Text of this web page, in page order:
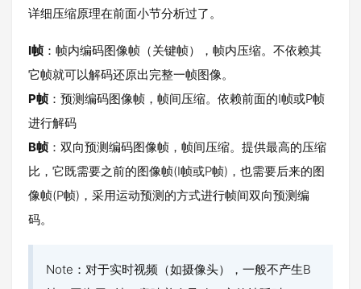
详细压缩原理在前面小节分析过了。
I帧 ：帧内编码图像帧（关键帧），帧内压缩。不依赖其
它帧就可以解码还原出完整一帧图像。
P帧 ：预测编码图像帧，帧间压缩。依赖前面的I帧或P帧
进行解码
B帧 ：双向预测编码图像帧，帧间压缩。提供最高的压缩
比，它既需要之前的图像帧(I帧或P帧)，也需要后来的图
像帧(P帧)，采用运动预测的方式进行帧间双向预测编
码。
Note：对于实时视频（如摄像头），一般不产生B